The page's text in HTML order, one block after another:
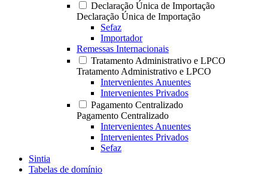
Declaração Única de Importação
Declaração Única de Importação
Sefaz
Importador
Remessas Internacionais
Tratamento Administrativo e LPCO
Tratamento Administrativo e LPCO
Intervenientes Anuentes
Intervenientes Privados
Pagamento Centralizado
Pagamento Centralizado
Intervenientes Anuentes
Intervenientes Privados
Sefaz
Sintia
Tabelas de domínio